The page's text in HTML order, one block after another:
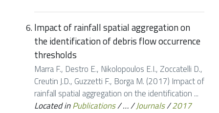
Impact of rainfall spatial aggregation on
the identification of debris flow occurrence
thresholds
Marra F., Destro E., Nikolopoulos E.I., Zoccatelli D.,
Creutin J.D., Guzzetti F., Borga M. (2017) Impact of
rainfall spatial aggregation on the identification ...
Located inPublications/…/Journals/2017